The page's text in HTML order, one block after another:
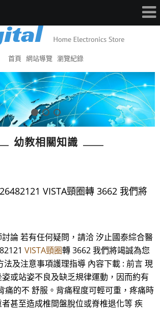
首頁 網站導覽 瀏覽紀錄
幼教相關知識
VISTA頸圈轉 3662 我們將
論 若有任何疑問，請洽 汐止國泰綜合醫
VISTA頸圈轉 3662 我們將竭誠為您
法及注意事項護理指導 內容下載 : 前言 現
或站姿不良及缺乏規律運動，因而約有
痛的不 舒服。背痛程度可輕可重，疼痛時
甚至造成椎間盤脫位或脊椎退化等 疾